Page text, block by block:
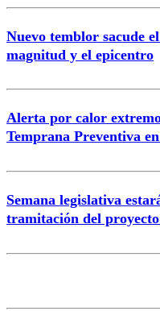
Nuevo temblor sacude
magnitud y el epicentro
Alerta por calor
Temprana Preventiva
Semana legislativa
tramitación del